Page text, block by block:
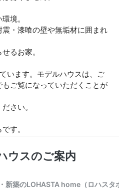
境。
・漆喰の壁や無垢材に囲まれ
るお家。
います。モデルハウスは、ご
ご覧になっていただくことが
さい。
す。